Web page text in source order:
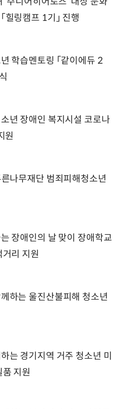
힐링캠프 1기」 진행
학습멘토링 「같이에듀 2
년 장애인 복지시설 코로나
원
른나무재단 범죄피해청소년
장애인의 날 맞이 장애학교
리 지원
하는 울진산불피해 청소년
는 경기지역 거주 청소년 미
지원